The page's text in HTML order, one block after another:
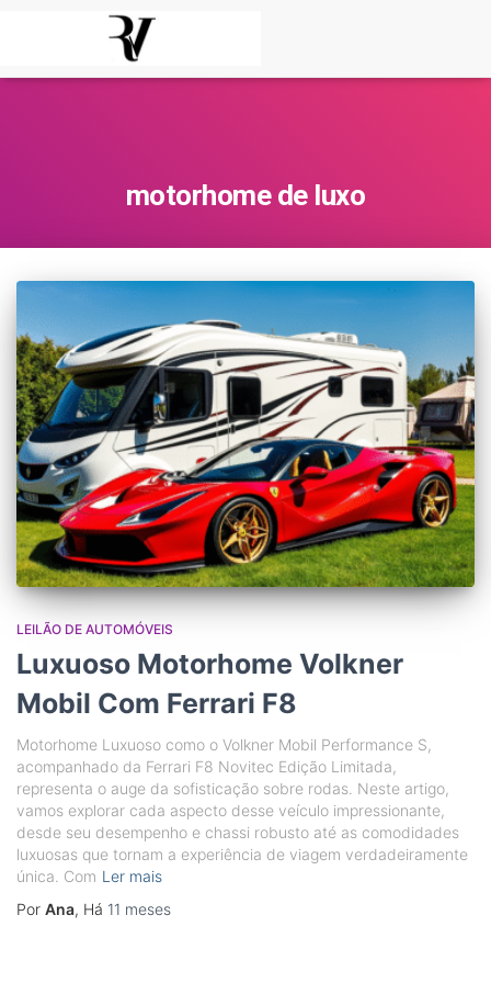
motorhome de luxo
LEILÃO DE AUTOMÓVEIS
Luxuoso Motorhome Volkner
Mobil Com Ferrari F8
Motorhome Luxuoso como o Volkner Mobil Performance S,
acompanhado da Ferrari F8 Novitec Edição Limitada,
representa o auge da sofisticação sobre rodas. Neste artigo,
vamos explorar cada aspecto desse veículo impressionante,
desde seu desempenho e chassi robusto até as comodidades
luxuosas que tornam a experiência de viagem verdadeiramente
única. Com Ler mais
Por Ana, Há 11 meses